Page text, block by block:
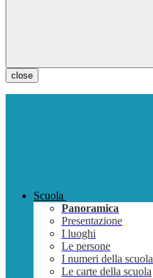
close
Scuola
Panoramica
Presentazione
I luoghi
Le persone
I numeri della scuola
Le carte della scuola